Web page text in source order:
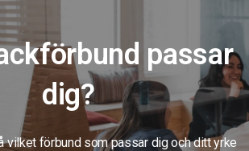
passar
dig?
vilket förbund som passar dig och ditt yrke